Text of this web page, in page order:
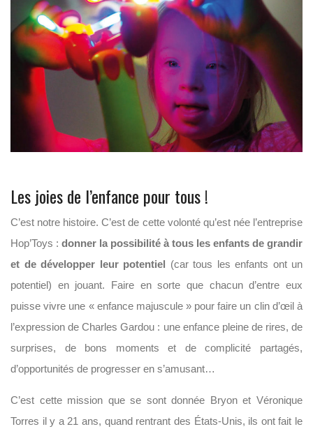
Les joies de l’enfance pour tous !
C’est notre histoire. C’est de cette volonté qu’est née l’entreprise
Hop’Toys : donner la possibilité à tous les enfants de grandir
et de développer leur potentiel (car tous les enfants ont un
potentiel) en jouant. Faire en sorte que chacun d’entre eux
puisse vivre une « enfance majuscule » pour faire un clin d’œil à
l’expression de Charles Gardou : une enfance pleine de rires, de
surprises, de bons moments et de complicité partagés,
d’opportunités de progresser en s’amusant…
C’est cette mission que se sont donnée Bryon et Véronique
Torres il y a 21 ans, quand rentrant des États-Unis, ils ont fait le